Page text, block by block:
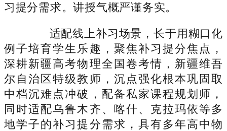
习提分需求。讲授气概严谨务实。
适配线上补习场景，长于用糊口化
例子培育学生乐趣，聚焦补习提分焦点，
深耕新疆高考物理全国卷考情，新疆维吾
尔自治区特级教师，沉点强化根本巩固取
中档沉难点冲破，配备私家课程规划师，
同时适配乌鲁木齐、喀什、克拉玛依等多
地学子的补习提分需求，具有多年高中物